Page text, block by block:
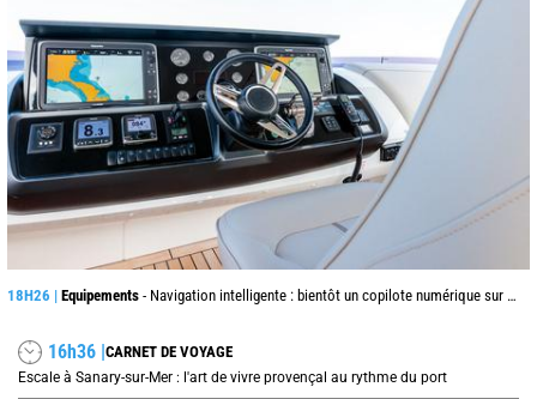
18H26 | Equipements - Navigation intelligente : bientôt un copilote numérique sur nos voiliers ?
16h36 |CARNET DE VOYAGE
Escale à Sanary-sur-Mer : l'art de vivre provençal au rythme du port